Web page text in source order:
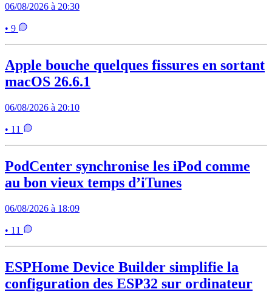
06/08/2026 à 20:30
• 9
Apple bouche quelques fissures en sortant
macOS 26.6.1
06/08/2026 à 20:10
• 11
PodCenter synchronise les iPod comme
au bon vieux temps d’iTunes
06/08/2026 à 18:09
• 11
ESPHome Device Builder simplifie la
configuration des ESP32 sur ordinateur